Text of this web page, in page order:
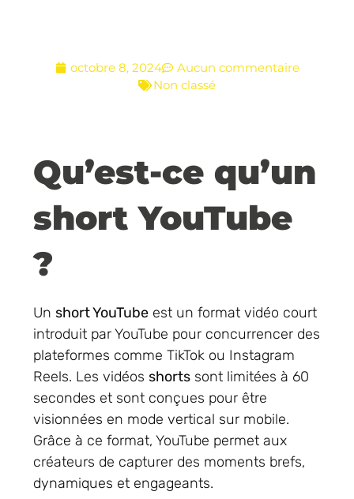
octobre 8, 2024
Aucun commentaire
Non classé
Qu’est-ce qu’un
short YouTube
?
Un short YouTube est un format vidéo court
introduit par YouTube pour concurrencer des
plateformes comme TikTok ou Instagram
Reels. Les vidéos shorts sont limitées à 60
secondes et sont conçues pour être
visionnées en mode vertical sur mobile.
Grâce à ce format, YouTube permet aux
créateurs de capturer des moments brefs,
dynamiques et engageants.